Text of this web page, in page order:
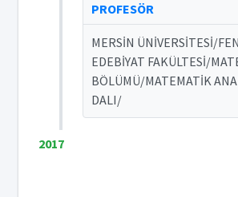
PROFESÖR
MERSİN ÜNİVERSİTESİ/
EDEBİYAT FAKÜLTESİ/
BÖLÜMÜ/MATEMATİK
DALI/
2017